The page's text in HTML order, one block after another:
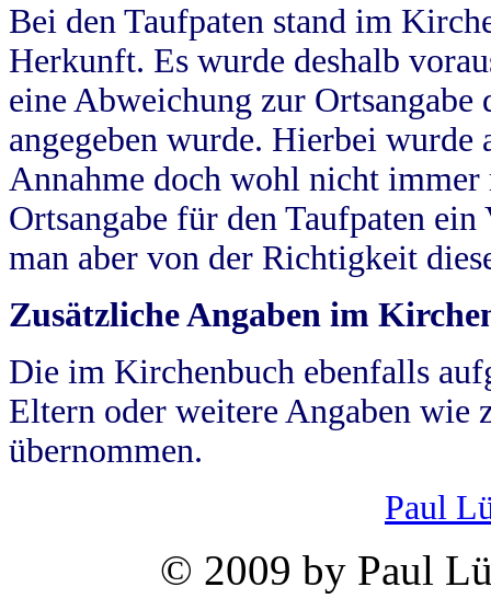
Bei den Taufpaten stand im
Herkunft. Es wurde deshalb
eine Abweichung zur
angegeben wurde. Hierbei wurde
Annahme doch wohl nicht
Ortsangabe für den Taufpaten
man aber von der Richtigkeit
Zusätzliche Angaben im
Die im Kirchenbuch ebenfalls
Eltern oder weitere Angaben wie
übernommen.
Paul
© 2009 by Paul